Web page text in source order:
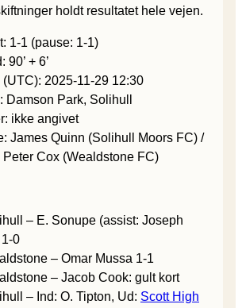
holdt resultatet hele vejen.
1-1 (pause: 1-1)
90’ + 6’
(UTC): 2025-11-29 12:30
Damson Park, Solihull
ikke angivet
James Quinn (Solihull Moors FC) /
Peter Cox (Wealdstone FC)
– E. Sonupe (assist: Joseph
0
– Omar Mussa 1-1
– Jacob Cook: gult kort
– Ind: O. Tipton, Ud: Scott High